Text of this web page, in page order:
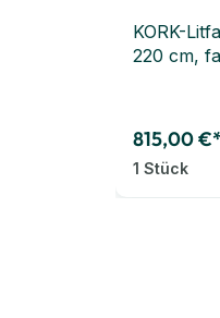
KORK-
220 cm,
815,00 €*
1 Stück